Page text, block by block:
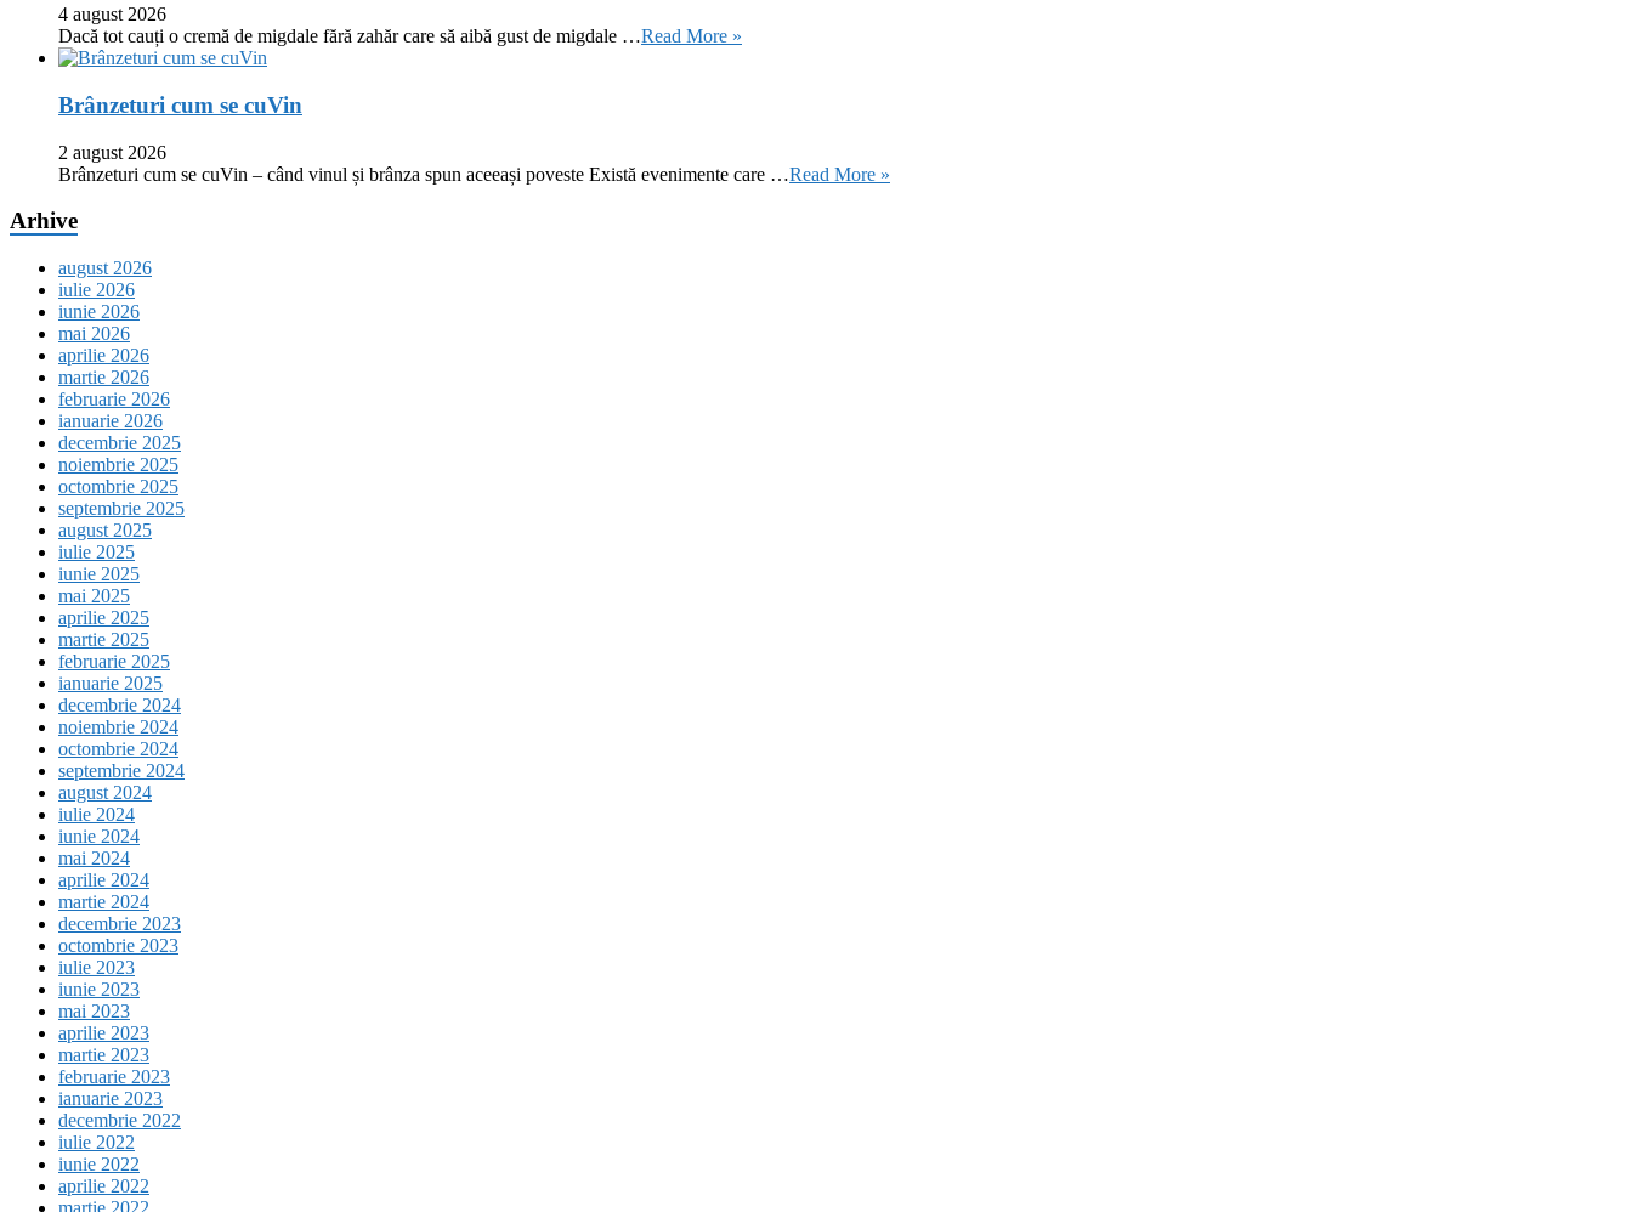
4 august 2026
Dacă tot cauți o cremă de migdale fără zahăr care să aibă gust de migdale …Read More »
Brânzeturi cum se cuVin
2 august 2026
Brânzeturi cum se cuVin – când vinul și brânza spun aceeași poveste Există evenimente care …Read More »
Arhive
august 2026
iulie 2026
iunie 2026
mai 2026
aprilie 2026
martie 2026
februarie 2026
ianuarie 2026
decembrie 2025
noiembrie 2025
octombrie 2025
septembrie 2025
august 2025
iulie 2025
iunie 2025
mai 2025
aprilie 2025
martie 2025
februarie 2025
ianuarie 2025
decembrie 2024
noiembrie 2024
octombrie 2024
septembrie 2024
august 2024
iulie 2024
iunie 2024
mai 2024
aprilie 2024
martie 2024
decembrie 2023
octombrie 2023
iulie 2023
iunie 2023
mai 2023
aprilie 2023
martie 2023
februarie 2023
ianuarie 2023
decembrie 2022
iulie 2022
iunie 2022
aprilie 2022